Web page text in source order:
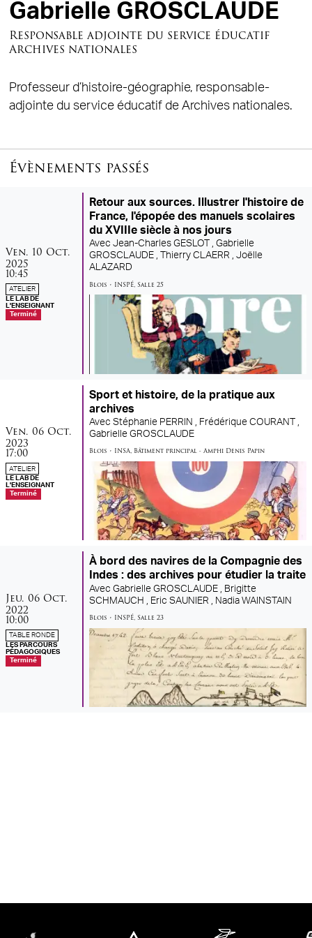
Gabrielle GROSCLAUDE
Responsable adjointe du service éducatif
Archives nationales
Professeur d’histoire-géographie, responsable-
adjointe du service éducatif de Archives nationales.
Évènements passés
vendredi
Ven. 10 octobre
Oct.
2025
10:45
ATELIER
LE LAB DE
L'ENSEIGNANT
Terminé
Retour aux sources. Illustrer l'histoire de
France, l'épopée des manuels scolaires
du XVIIIe siècle à nos jours
Avec Jean-Charles GESLOT , Gabrielle
GROSCLAUDE ,
Thierry CLAERR , Joëlle
ALAZARD
Blois • INSPÉ, Salle 25
vendredi
Ven. 06 octobre
Oct.
2023
17:00
ATELIER
LE LAB DE
L'ENSEIGNANT
Terminé
Sport et histoire, de la pratique aux
archives
Avec Stéphanie PERRIN , Frédérique COURANT ,
Gabrielle GROSCLAUDE
Blois • INSA, Bâtiment principal - Amphi Denis Papin
jeudi
Jeu. 06 octobre
Oct.
2022
10:00
TABLE RONDE
LES PARCOURS
PÉDAGOGIQUES
Terminé
À bord des navires de la Compagnie des
Indes : des archives pour étudier la traite
Avec Gabrielle GROSCLAUDE ,
Brigitte
SCHMAUCH ,
Eric SAUNIER ,
Nadia WAINSTAIN
Blois • INSPÉ, Salle 23